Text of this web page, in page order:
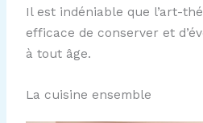
Il est indéniable que l’art-
efficace de conserver et
à tout âge.
La cuisine ensemble